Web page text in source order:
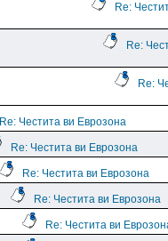
Re:
Re:
Re:
Re: Честита ви Еврозона
Re: Честита ви Еврозона
Re: Честита ви Еврозона
Re: Честита ви Еврозона
Re: Честита ви